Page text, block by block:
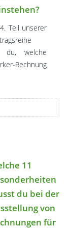
Teil unserer
du, welche
Rechnung
11
du bei der
von
für